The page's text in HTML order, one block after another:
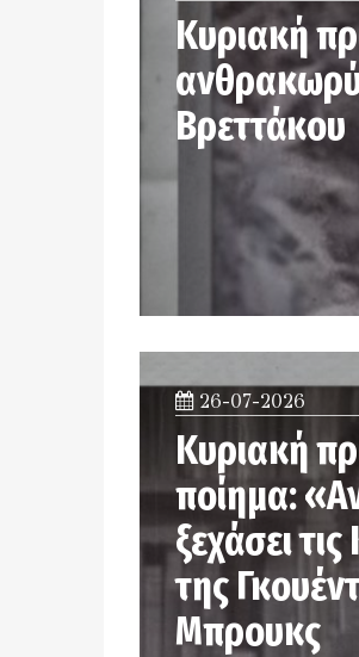
Κυριακή
Βρεττάκου
26-07-2026
Κυριακή
ποίημα:
ξεχάσει
της
Μπρουκς